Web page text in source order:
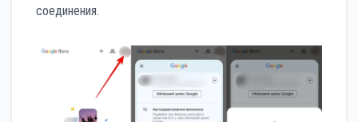
соединения.